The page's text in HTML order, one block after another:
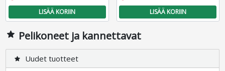
LISÄÄ KORIIN LISÄÄ KORIIN
star Pelikoneet ja kannettavat
star Uudet tuotteet